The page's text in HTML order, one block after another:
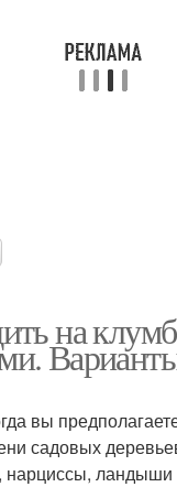
на
вы
садовых
нарциссы, ландыши